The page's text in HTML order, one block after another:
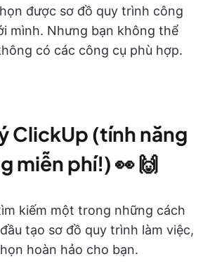
được sơ đồ quy trình công
mình. Nhưng bạn không thể
có các công cụ phù hợp.
ClickUp (tính năng
miễn phí!) 👀 🙌
kiếm một trong những cách
tạo sơ đồ quy trình làm việc,
hoàn hảo cho bạn.